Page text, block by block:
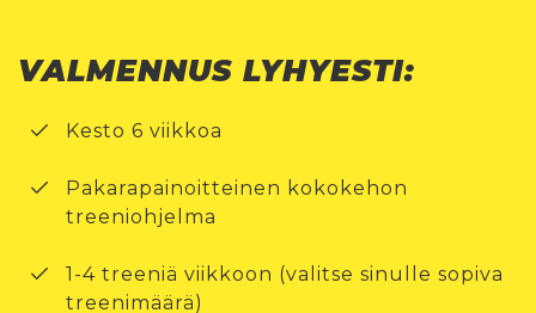
VALMENNUS LYHYESTI:
Kesto 6 viikkoa
Pakarapainoitteinen kokokehon
treeniohjelma
1-4 treeniä viikkoon (valitse sinulle sopiva
treenimäärä)